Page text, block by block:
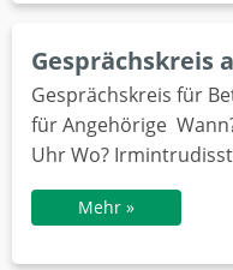
Gesprächskreis
Gesprächskreis für
für Angehörige
Uhr Wo?
Mehr »